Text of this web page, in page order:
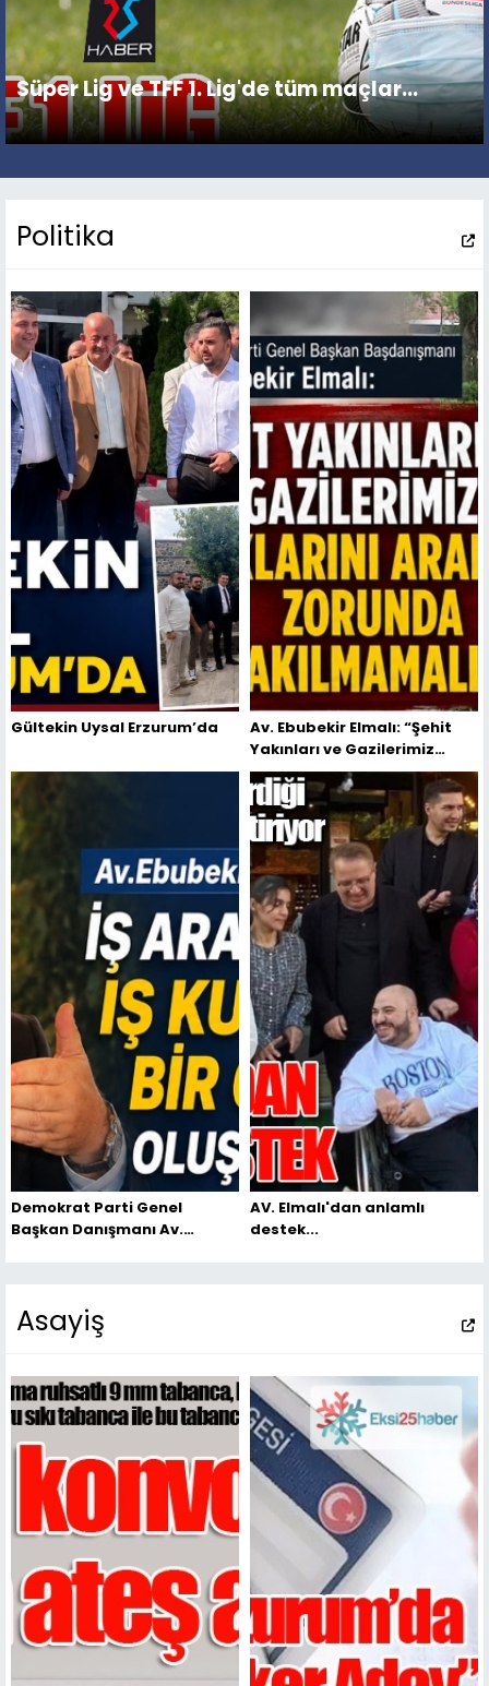
Süper Lig ve TFF 1. Lig'de tüm maçlar...
Politika
Gültekin Uysal Erzurum’da
Av. Ebubekir Elmalı: “Şehit
Yakınları ve Gazilerimiz
Haklarını Aramak Zorunda
Bırakılmamalıdır”
Demokrat Parti Genel
Başkan Danışmanı Av.
AV. Elmalı'dan anlamlı
destek...
Asayiş